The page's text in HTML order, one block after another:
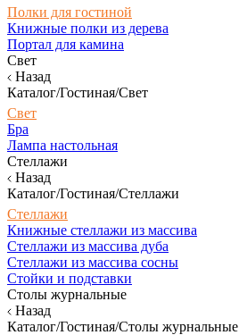
Полки для гостиной
Книжные полки из дерева
Портал для камина
Свет
Назад
Каталог/Гостиная/Свет
Свет
Бра
Лампа настольная
Стеллажи
Назад
Каталог/Гостиная/Стеллажи
Стеллажи
Книжные стеллажи из массива
Стеллажи из массива дуба
Стеллажи из массива сосны
Стойки и подставки
Столы журнальные
Назад
Каталог/Гостиная/Столы журнальные